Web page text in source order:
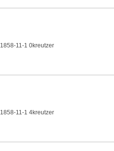
1858-11-1 0kreutzer
1858-11-1 4kreutzer